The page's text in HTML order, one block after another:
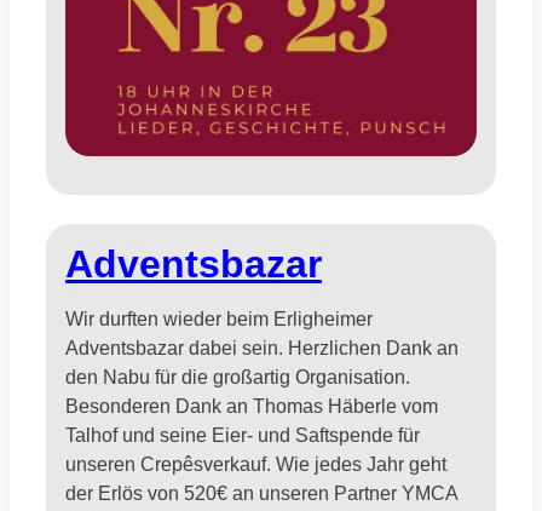
Adventsbazar
Wir durften wieder beim Erligheimer
Adventsbazar dabei sein. Herzlichen Dank an
den Nabu für die großartig Organisation.
Besonderen Dank an Thomas Häberle vom
Talhof und seine Eier- und Saftspende für
unseren Crepêsverkauf. Wie jedes Jahr geht
der Erlös von 520€ an unseren Partner YMCA